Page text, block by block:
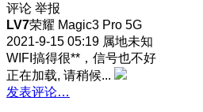
评论 举报
LV7荣耀 Magic3 Pro 5G
2021-9-15 05:19 属地未知
WIFI搞得很**，信号也不好
正在加载, 请稍候...
发表评论…